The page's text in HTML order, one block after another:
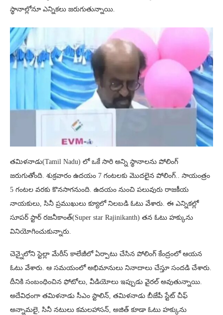
స్థానాల్లోనూ ఎన్నికలు జరుగుతున్నాయి.
తమిళనాడు(Tamil Nadu) లో ఒకే సారి అన్ని స్థానాలను పోలింగ్
జరుగుతోంది. శుక్రవారం ఉదయం 7 గంటలకు మొదలైన పోలింగ్.. సాయంత్రం
5 గంటల వరకు కొనసాగనుంది. ఉదయం నుంచి పలువురు రాజకీయ
నాయకులు, సినీ ప్రముఖులు క్యూలో నిలబడి ఓటు వేశారు. ఈ ఎన్నికల్లో
సూపర్ స్టార్ రజనీకాంత్(Super star Rajinikanth) తన ఓటు హక్కును
వినియోగించుకున్నారు.
చెన్నైలోని స్టెల్లా మేరీస్ కాలేజీలో ఏర్పాటు చేసిన పోలింగ్ కేంద్రంలో ఆయన
ఓటు వేశారు. ఆ సమయంలో అభిమానులు నినాదాలు చేస్తూ సందడి చేశారు.
దీనికి సంబంధించిన ఫోటోలు, వీడియోలు ఇప్పుడు వైరల్ అవుతున్నాయి.
అదేవిధంగా తమిళనాడు సీఎం స్టాలిన్, తమిళనాడు బీజేపీ స్టేట్ చీఫ్
అన్నామలై, సినీ నటులు కమలహాసన్, అజిత్ కూడా ఓటు హక్కును